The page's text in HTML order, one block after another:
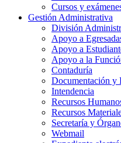
Cursos y
Gestión Administrativa
División
Apoyo a
Apoyo a
Apoyo a la
Contaduría
Documentación y
Intendencia
Recursos
Recursos
Secretaría y
Webmail